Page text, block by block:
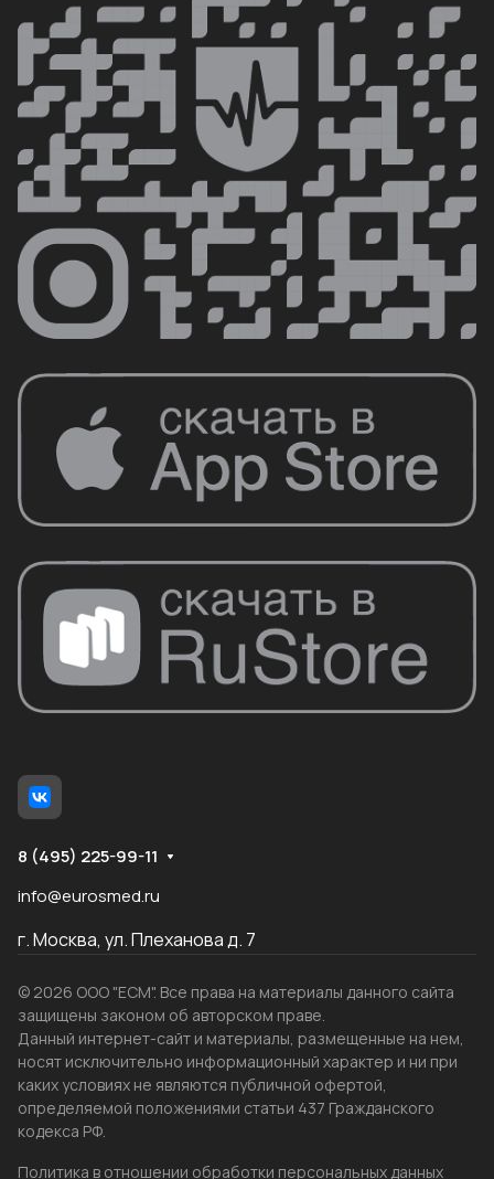
8 (495) 225-99-11
info@eurosmed.ru
г. Москва, ул. Плеханова д. 7
© 2026 ООО "ЕСМ". Все права на материалы данного сайта
защищены законом об авторском праве.
Данный интернет-сайт и материалы, размещенные на нем,
носят исключительно информационный характер и ни при
каких условиях не являются публичной офертой,
определяемой положениями статьи 437 Гражданского
кодекса РФ.
Политика в отношении обработки персональных данных